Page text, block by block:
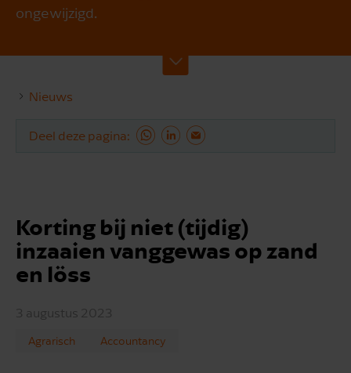
ongewijzigd.
Nieuws
Deel deze pagina
Korting bij niet (tijdig)
inzaaien vanggewas op zand
en löss
3 augustus 2023
Agrarisch Accountancy